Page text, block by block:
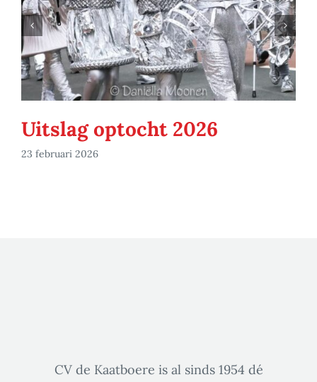
Uitslag optocht 2026
23 februari 2026
CV de Kaatboere is al sinds 1954 dé